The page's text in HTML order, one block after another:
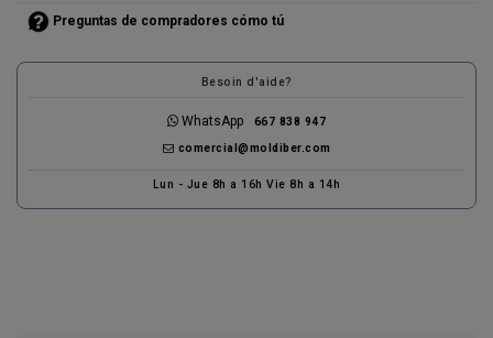
Preguntas de compradores cómo tú
Besoin d'aide?
WhatsApp 667 838 947
comercial@moldiber.com
Lun - Jue 8h a 16h Vie 8h a 14h